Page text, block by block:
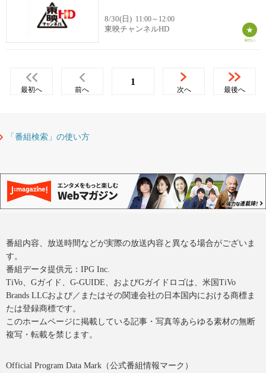
8/30(日) 11:00～12:00
東映チャンネルHD
最初へ 前へ
1
次へ 最後へ
「番組検索」の使い方
番組内容、放送時間などが実際の放送内容と異なる場合がございま
す。
番組データ提供元：IPG Inc.
TiVo、Gガイド、G-GUIDE、およびGガイドロゴは、米国TiVo
Brands LLCおよび／またはその関連会社の日本国内における商標ま
たは登録商標です。
このホームページに掲載している記事・写真等あらゆる素材の無断
複写・転載を禁じます。
Official Program Data Mark（公式番組情報マーク）